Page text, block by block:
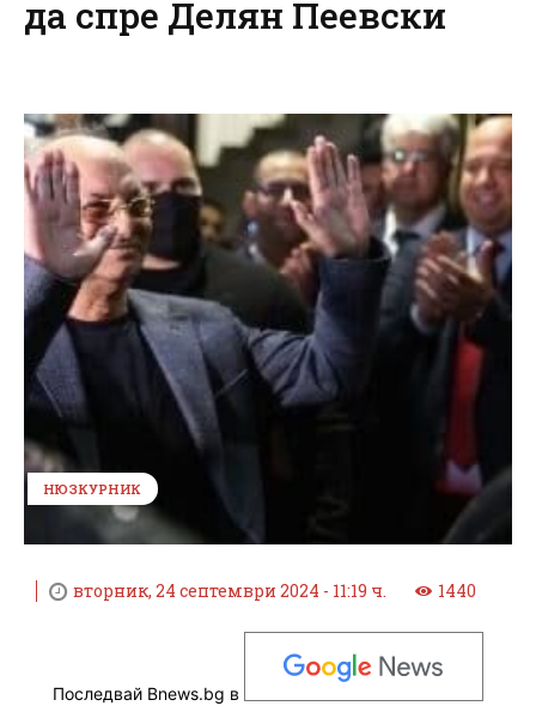
да спре Делян Пеевски
НЮЗКУРНИК
вторник, 24 септември 2024 - 11:19 ч. 1440
Последвай Bnews.bg в